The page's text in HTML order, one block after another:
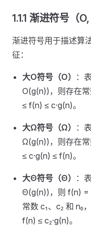
1.1.1 渐进符号（
渐进符号用于描述算
征：
大O符号（O）
：
O(g(n))，则存在常
≤ f(n) ≤ c·g(n)。
大Ω符号（Ω）
：
Ω(g(n))，则存在常
≤ c·g(n) ≤ f(n)。
大Θ符号（Θ）
：
Θ(g(n))，则 f(n) =
常数 c₁、c₂ 和 n₀
f(n) ≤ c₂·g(n)。